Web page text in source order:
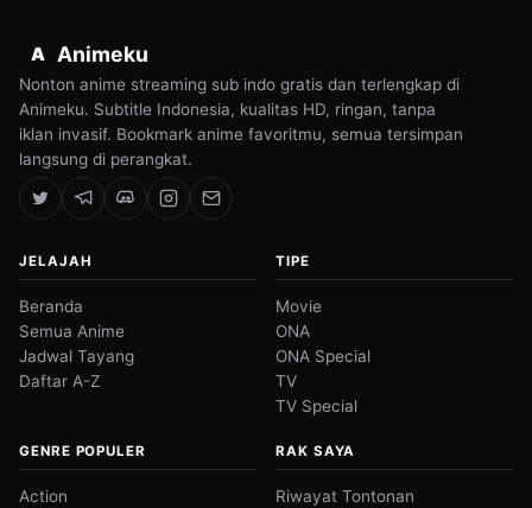
A Animeku
Nonton anime streaming sub indo gratis dan terlengkap di
Animeku. Subtitle Indonesia, kualitas HD, ringan, tanpa
iklan invasif. Bookmark anime favoritmu, semua tersimpan
langsung di perangkat.
JELAJAH
Beranda
Semua Anime
Jadwal Tayang
Daftar A-Z
TIPE
Movie
ONA
ONA Special
TV
TV Special
GENRE POPULER
Action
RAK SAYA
Riwayat Tontonan